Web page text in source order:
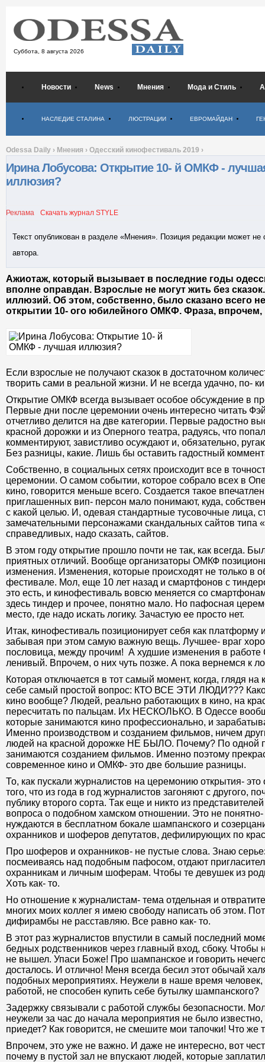
Суббота, 8 августа 2026
Новости News Мнения Мода и Стиль
НАСЛЕДИЕ СТАЛИНА ЛЮСТРАЦИИ ЕВРОМАЙДАН
Odessa Daily › Мнения › Одесский кинофестиваль 2019 ›
Ирина Лобусова: Открытие 10- й ОМКФ -
иллюзия?
Реклама Скачать журнал STYLE
Текст опубликован в разделе «Мнения». Позиция редакции может
автора.
Ажиотаж, который вызывает в последние годы
вполне оправдан. Взрослые не могут жить без
иллюзий. Об этом, собственно, было сказано всего
открытии 10- ого юбилейного ОМКФ. Фраза, впрочем,
Если взрослые не получают сказок в достаточном
творить сами в реальной жизни. И не всегда удачно, по-
Открытие ОМКФ всегда вызывает особое обсуждение в
Первые дни после церемонии очень интересно читать
отчетливо делится на две категории. Первые радостно
красной дорожки и из Оперного театра, радуясь, что
комментируют, завистливо осуждают и, обязательно,
Без разницы, какие. Лишь бы оставить гадостный
Собственно, в социальных сетях происходит все в
церемонии. О самом событии, которое собрало всех в
кино, говорится меньше всего. Создается такое
приглашенных вип- персон мало понимают, куда,
с какой целью. И, одевая стандартные тусовочные лица,
замечательными персонажами скандальных сайтов типа
справедливых, надо сказать, сайтов.
В этом году открытие прошло почти не так, как всегда.
приятных отличий. Вообще организаторы ОМКФ
изменения. Изменения, которые происходят не только в
фестивале. Мол, еще 10 лет назад и смартфонов с
это есть, и кинофестиваль вовсю меняется со
здесь тиндер и прочее, понятно мало. Но пафосная
место, где надо искать логику. Зачастую ее просто нет.
Итак, кинофестиваль позиционирует себя как платформу
забывая при этом самую важную вещь. Лучшее- враг
пословица, между прочим! А худшие изменения в работе
ленивый. Впрочем, о них чуть позже. А пока вернемся к
Которая отключается в тот самый момент, когда, глядя
себе самый простой вопрос: КТО ВСЕ ЭТИ ЛЮДИ???
кино вообще? Людей, реально работающих в кино, на
пересчитать по пальцам. Их НЕСКОЛЬКО. В Одессе
которые занимаются кино профессионально, и
Именно производством и созданием фильмов, ничем
людей на красной дорожке НЕ БЫЛО. Почему? По одной
занимаются созданием фильмов. Именно поэтому
современное кино и ОМКФ- это две большие разницы.
То, как пускали журналистов на церемонию открытия-
того, что из года в год журналистов загоняют с другого,
публику второго сорта. Так еще и никто из
вопроса о подобном хамском отношении. Это не понятно-
нуждаются в бесплатном бокале шампанского и
охранников и шоферов депутатов, дефилирующих по
Про шоферов и охранников- не пустые слова. Знаю
посмеиваясь над подобным пафосом, отдают
охранникам и личным шоферам. Чтобы те девушек из
Хоть как- то.
Но отношение к журналистам- тема отдельная и
многих моих коллег я имею свободу написать об этом.
дифирамбы не расставляю. Все равно как- то.
В этот раз журналистов впустили в самый последний
бедных родственников через главный вход, сбоку. Чтобы
не вышел. Упаси Боже! Про шампанское и говорить
досталось. И отлично! Меня всегда бесил этот обычай
подобных мероприятиях. Неужели в наше время человек,
работой, не способен купить себе бутылку шампанского?
Задержку связывали с работой службы безопасности.
неужели за час до начала мероприятия не было известно,
приедет? Как говорится, не смешите мои тапочки! Что же
Впрочем, это уже не важно. И даже не интересно, вот
почему в пустой зал не впускают людей, которые